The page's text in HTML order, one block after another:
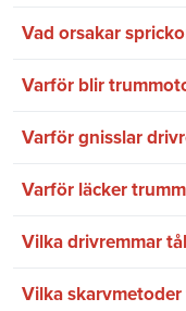
Vad orsakar
Varför blir
Varför gnisslar
Varför läcker
Vilka drivremmar
Vilka